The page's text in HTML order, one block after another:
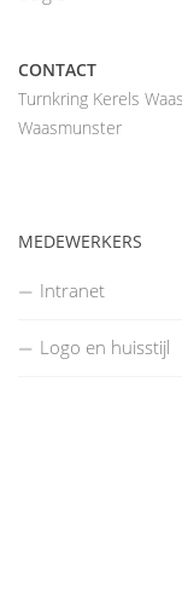
CONTACT
Turnkring Kerels
Waasmunster
MEDEWERKERS
Intranet
Logo en huisstijl